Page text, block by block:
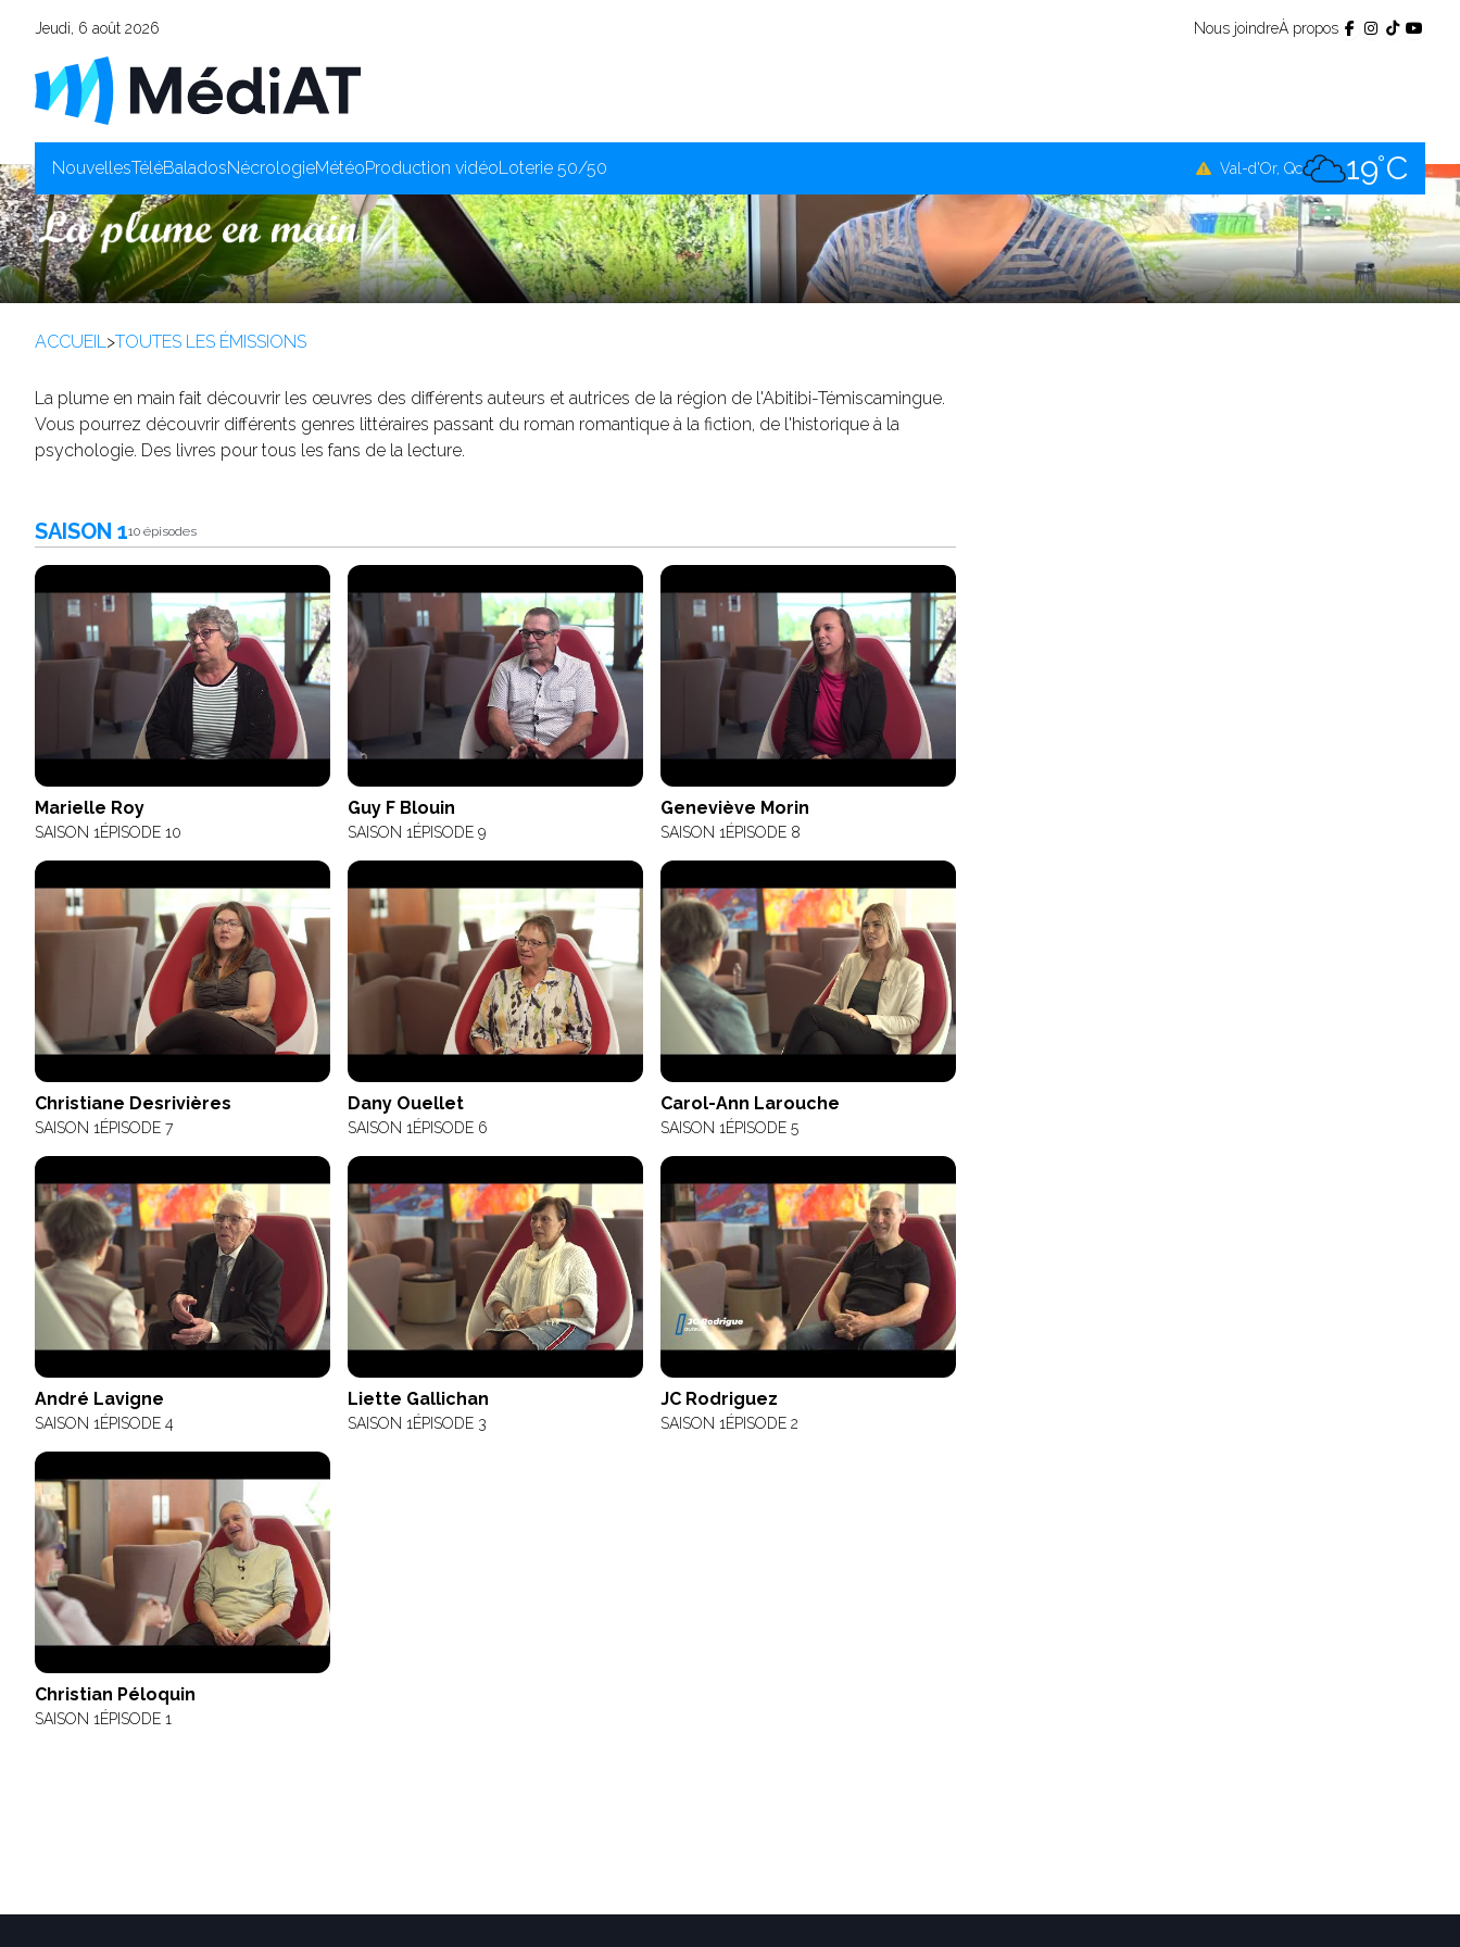
Jeudi, 6 août 2026 Nous joindreÀ propos
NouvellesTéléBaladosNécrologieMétéoProduction vidéoLoterie 50/50 Val-d'Or, Qc 19°C
Rouyn-Noranda, Qc 16°C
Amos, Qc 19°C
ACCUEIL>TOUTES LES ÉMISSIONS
La plume en main fait découvrir les œuvres des différents auteurs et autrices de la région de l'Abitibi-Témiscamingue.
Vous pourrez découvrir différents genres littéraires passant du roman romantique à la fiction, de l'historique à la
psychologie. Des livres pour tous les fans de la lecture.
SAISON 110 épisodes
Marielle Roy
SAISON 1ÉPISODE 10
Guy F Blouin
SAISON 1ÉPISODE 9
Geneviève Morin
SAISON 1ÉPISODE 8
Christiane Desrivières
SAISON 1ÉPISODE 7
Dany Ouellet
SAISON 1ÉPISODE 6
Carol-Ann Larouche
SAISON 1ÉPISODE 5
André Lavigne
SAISON 1ÉPISODE 4
Liette Gallichan
SAISON 1ÉPISODE 3
JC Rodriguez
SAISON 1ÉPISODE 2
Christian Péloquin
SAISON 1ÉPISODE 1